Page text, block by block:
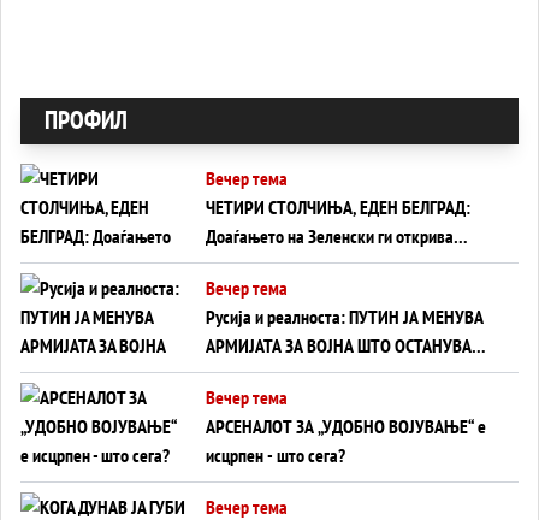
ПРОФИЛ
Вечер тема
ЧЕТИРИ СТОЛЧИЊА, ЕДЕН БЕЛГРАД:
Доаѓањето на Зеленски ги открива
тајните на политиката на балансирање
на Вучиќ
Вечер тема
Русија и реалноста: ПУТИН ЈА МЕНУВА
АРМИЈАТА ЗА ВОЈНА ШТО ОСТАНУВА
БЕЗ ФРОНТ
Вечер тема
АРСЕНАЛОТ ЗА „УДОБНО ВОЈУВАЊЕ“ е
исцрпен - што сега?
Вечер тема